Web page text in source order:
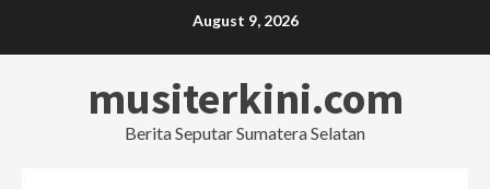
August 9, 2026
musiterkini.com
Berita Seputar Sumatera Selatan